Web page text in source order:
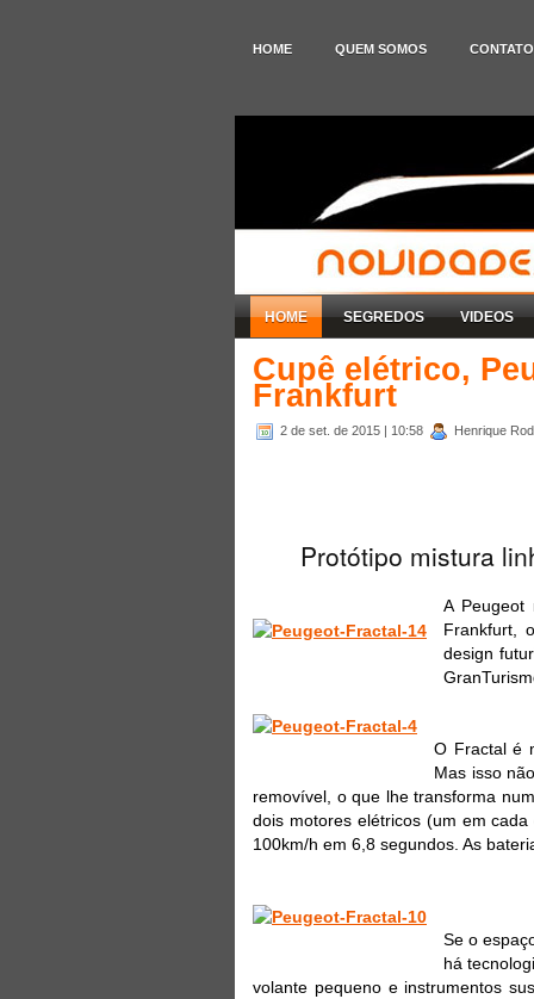
HOME QUEM SOMOS CONTATO
HOME SEGREDOS VIDEOS
Cupê elétrico,
Frankfurt
2 de set. de 2015 | 10:58 Henrique
Protótipo mistura
A
Frankfurt,
design
O Fractal é
Mas isso
removível, o que lhe transforma
dois motores elétricos (um em
100km/h em 6,8 segundos. As
Se o
há
volante pequeno e instrumentos